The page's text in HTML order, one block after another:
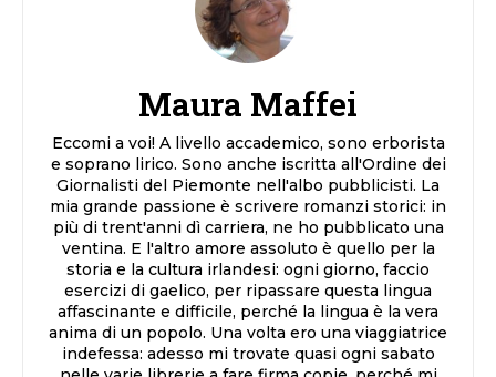
Maura Maffei
Eccomi a voi! A livello accademico, sono erborista
e soprano lirico. Sono anche iscritta all'Ordine dei
Giornalisti del Piemonte nell'albo pubblicisti. La
mia grande passione è scrivere romanzi storici: in
più di trent'anni dì carriera, ne ho pubblicato una
ventina. E l'altro amore assoluto è quello per la
storia e la cultura irlandesi: ogni giorno, faccio
esercizi di gaelico, per ripassare questa lingua
affascinante e difficile, perché la lingua è la vera
anima di un popolo. Una volta ero una viaggiatrice
indefessa: adesso mi trovate quasi ogni sabato